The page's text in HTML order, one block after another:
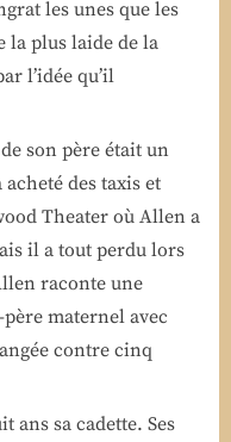
les unes que les
la plus laide de la
l’idée qu’il
son père était un
des taxis et
Theater où Allen a
il a tout perdu lors
raconte une
maternel avec
contre cinq
ans sa cadette. Ses